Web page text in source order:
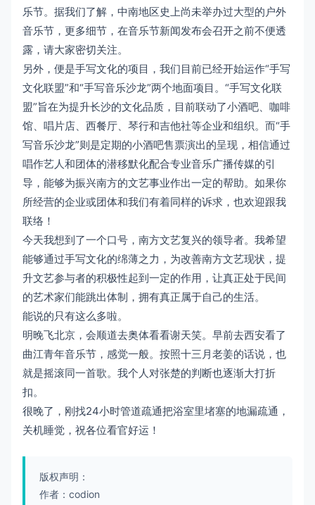
乐节。据我们了解，中南地区史上尚未举办过大型的户外
音乐节，更多细节，在音乐节新闻发布会召开之前不便透
露，请大家密切关注。
另外，便是手写文化的项目，我们目前已经开始运作“手写
文化联盟”和“手写音乐沙龙”两个地面项目。“手写文化联
盟”旨在为提升长沙的文化品质，目前联动了小酒吧、咖啡
馆、唱片店、西餐厅、琴行和吉他社等企业和组织。而“手
写音乐沙龙”则是定期的小酒吧售票演出的呈现，相信通过
唱作艺人和团体的潜移默化配合专业音乐广播传媒的引
导，能够为振兴南方的文艺事业作出一定的帮助。如果你
所经营的企业或团体和我们有着同样的诉求，也欢迎跟我
联络！
今天我想到了一个口号，南方文艺复兴的领导者。我希望
能够通过手写文化的绵薄之力，为改善南方文艺现状，提
升文艺参与者的积极性起到一定的作用，让真正处于民间
的艺术家们能跳出体制，拥有真正属于自己的生活。
能说的只有这么多啦。
明晚飞北京，会顺道去奥体看看谢天笑。早前去西安看了
曲江青年音乐节，感觉一般。按照十三月老姜的话说，也
就是摇滚同一首歌。我个人对张楚的判断也逐渐大打折
扣。
很晚了，刚找24小时管道疏通把浴室里堵塞的地漏疏通，
关机睡觉，祝各位看官好运！
版权声明：
作者：codion